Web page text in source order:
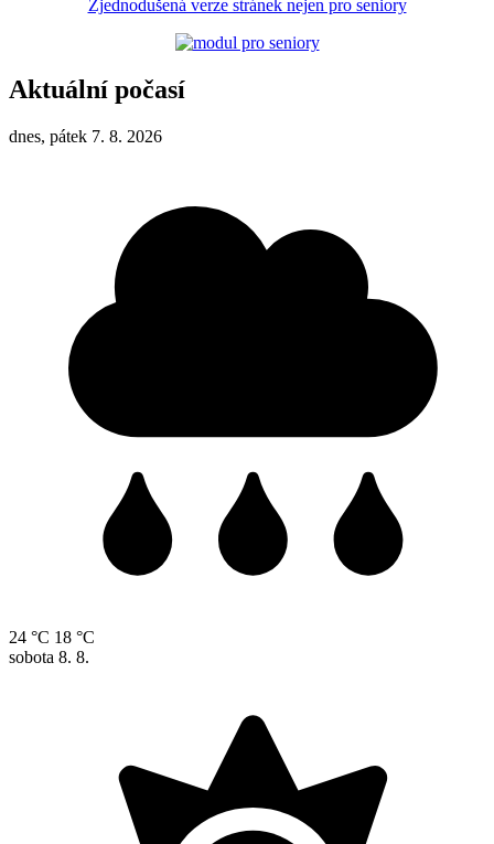
Zjednodušená verze stránek nejen pro seniory
Aktuální počasí
dnes, pátek 7. 8. 2026
24 °C 18 °C
sobota 8. 8.